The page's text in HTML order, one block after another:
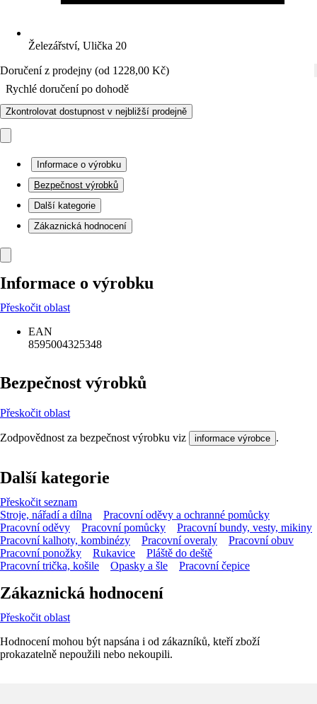
Železářství, Ulička 20
Doručení z prodejny (od 1228,00 Kč)
Rychlé doručení po dohodě
Zkontrolovat dostupnost v nejbližší prodejně
Informace o výrobku
Bezpečnost výrobků
Další kategorie
Zákaznická hodnocení
Informace o výrobku
Přeskočit oblast
EAN
8595004325348
Bezpečnost výrobků
Přeskočit oblast
Zodpovědnost za bezpečnost výrobku viz informace výrobce .
Další kategorie
Přeskočit seznam
Stroje, nářadí a dílna
Pracovní oděvy a ochranné pomůcky
Pracovní oděvy
Pracovní pomůcky
Pracovní bundy, vesty, mikiny
Pracovní kalhoty, kombinézy
Pracovní overaly
Pracovní obuv
Pracovní ponožky
Rukavice
Pláště do deště
Pracovní trička, košile
Opasky a šle Pracovní čepice
Zákaznická hodnocení
Přeskočit oblast
Hodnocení mohou být napsána i od zákazníků, kteří zboží
prokazatelně nepoužili nebo nekoupili.